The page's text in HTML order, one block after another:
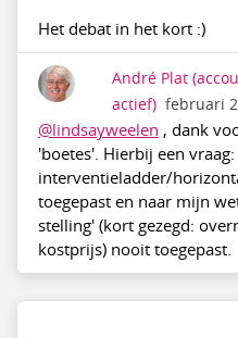
Het debat in het kort :)
André Plat
actief) februari
@lindsayweelen , dank
'boetes'. Hierbij een
interventieladder/
toegepast en naar mijn
stelling' (kort gezegd:
kostprijs) nooit toegepast.